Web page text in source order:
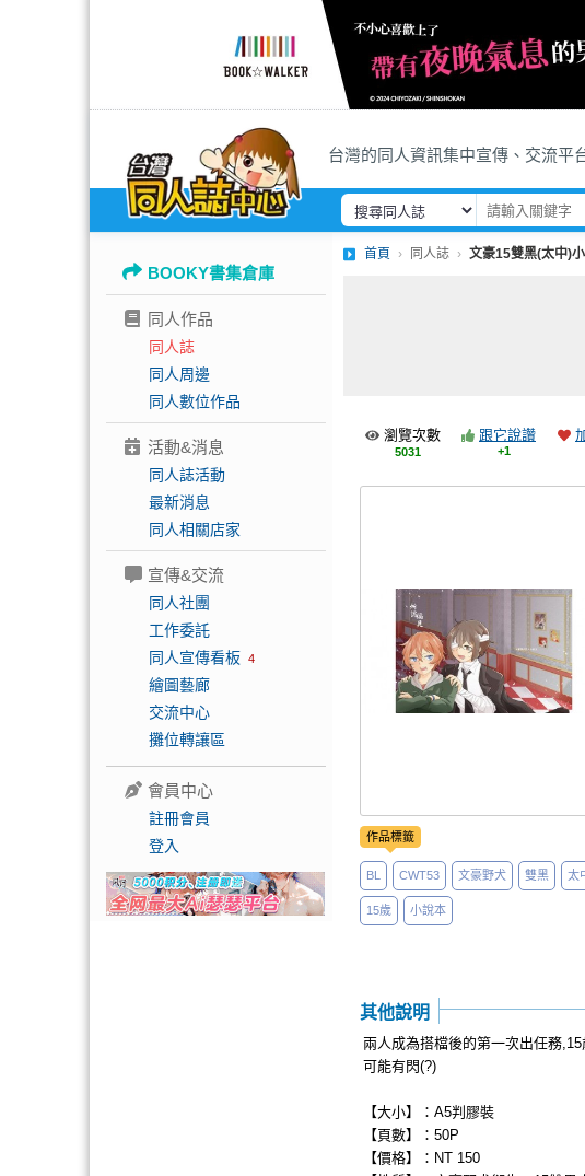
台灣的同人資訊集中宣傳、交流平
BOOKY書集倉庫
同人作品
同人誌
同人周邊
同人數位作品
活動&消息
同人誌活動
最新消息
同人相關店家
宣傳&交流
同人社團
工作委託
同人宣傳看板 4
繪圖藝廊
交流中心
攤位轉讓區
會員中心
註冊會員
登入
首頁 同人誌 文豪15雙黑(太中)
瀏覽次數
5031
跟它說讚
+1
作品標籤
BL CWT53 文豪野犬 雙黑 太
15歲 小說本
其他說明
兩人成為搭檔後的第一次出任務,15
可能有閃(?)
【大小】：A5判膠裝
【頁數】：50P
【價格】：NT 150